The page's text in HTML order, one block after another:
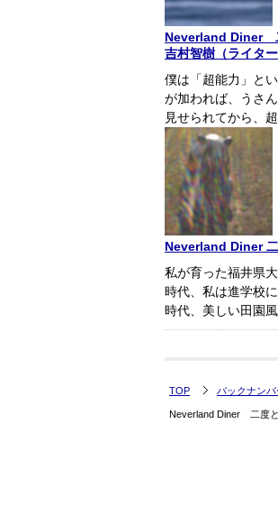
Neverland Diner
吉村智樹（ライター
僕は「超能力」と
が加われば、うさ
見せられてから、
Neverland Diner 二
私が育った福井県
時代、私は進学校
時代、美しい田園
TOP バックナンバ
Neverland Diner 二度